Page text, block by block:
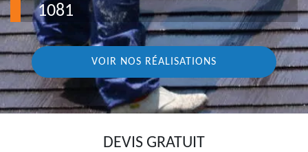
1081
VOIR NOS RÉALISATIONS
DEVIS GRATUIT